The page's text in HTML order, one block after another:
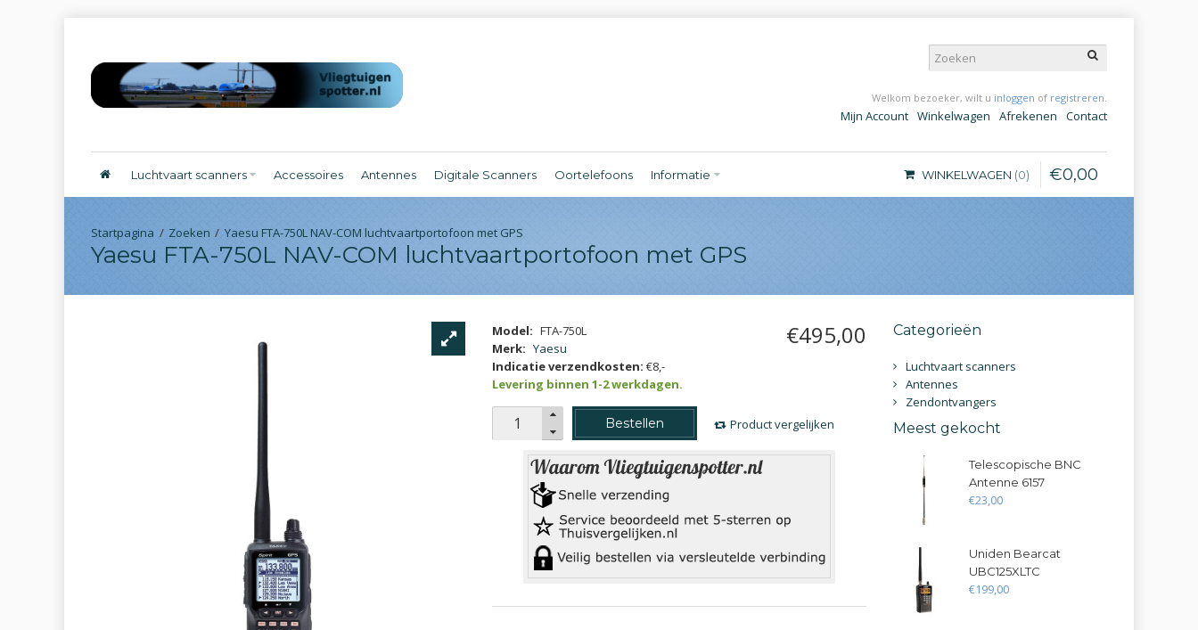
Welkom bezoeker, wilt u inloggen of registreren.
Mijn Account Winkelwagen Afrekenen Contact
Luchtvaart scanners Accessoires Antennes Digitale Scanners Oortelefoons Informatie WINKELWAGEN 0 €0,00
Zoeken Yaesu FTA-750L NAV-COM luchtvaartportofoon met GPS
Yaesu FTA-750L NAV-COM luchtvaartportofoon met GPS
Model: FTA-750L
Merk: Yaesu
Indicatie verzendkosten: €8,-
Levering binnen 1-2 werkdagen.
€495,00
Bestellen Product vergelijken
Categorieën
Luchtvaart scanners
Antennes
Zendontvangers
Meest gekocht
Telescopische BNC
Antenne 6157
€23,00
Uniden Bearcat
UBC125XLTC
€199,00